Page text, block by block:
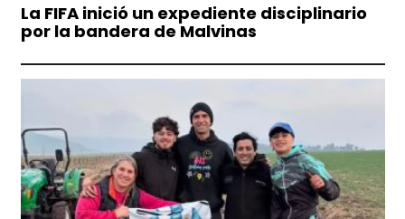
La FIFA inició un expediente disciplinario
por la bandera de Malvinas